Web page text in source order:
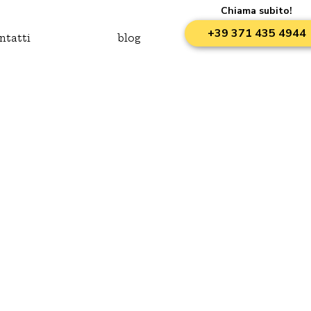
Chiama subito!
blog +39 371 435 4944